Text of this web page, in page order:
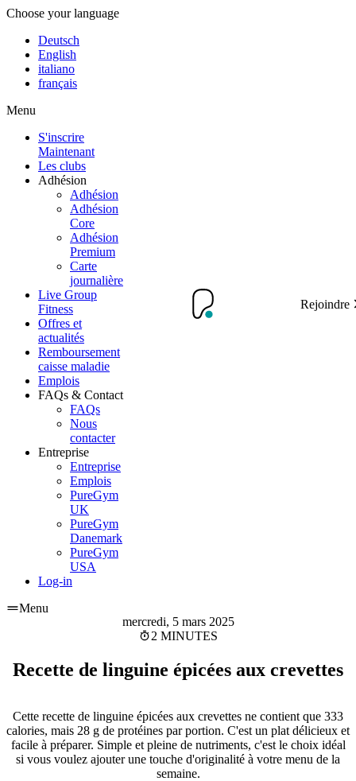
Choose your language
Deutsch
English
italiano
français
Menu
S'inscrire
Maintenant
Les clubs
Adhésion
Adhésion
Adhésion
Core
Adhésion
Premium
Carte
journalière
Live Group
Fitness
Offres et
actualités
Remboursement
caisse maladie
Emplois
FAQs & Contact
FAQs
Nous
contacter
Entreprise
Entreprise
Emplois
PureGym
UK
PureGym
Danemark
PureGym
USA
Log-in
Menu
Rejoindre
mercredi, 5 mars 2025
2 MINUTES
Recette de linguine épicées aux crevettes
Cette recette de linguine épicées aux crevettes ne contient que 333
calories, mais 28 g de protéines par portion. C'est un plat délicieux et
facile à préparer. Simple et pleine de nutriments, c'est le choix idéal
si vous voulez ajouter une touche d'originalité à votre menu de la
semaine.